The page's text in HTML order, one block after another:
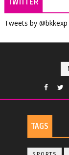
Tweets by @bkkexp
TAGS